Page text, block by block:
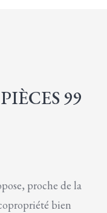
99
proche de la
bien